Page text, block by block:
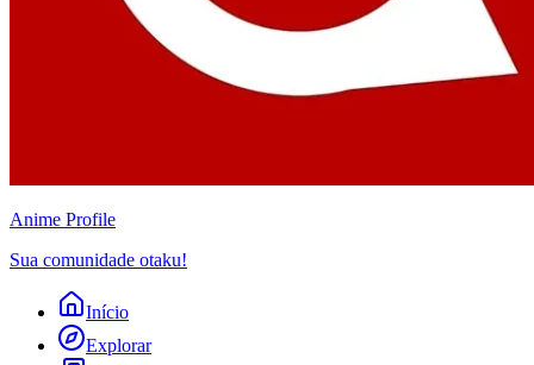
Anime Profile
Sua comunidade otaku!
Início
Explorar